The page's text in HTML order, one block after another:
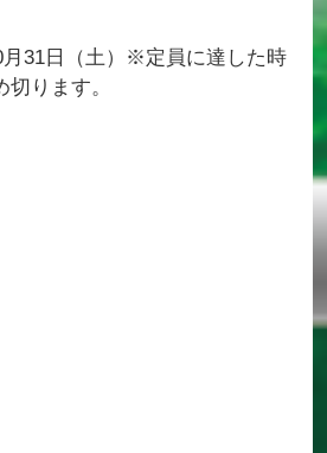
月31日（土）※定員に達した時
ります。